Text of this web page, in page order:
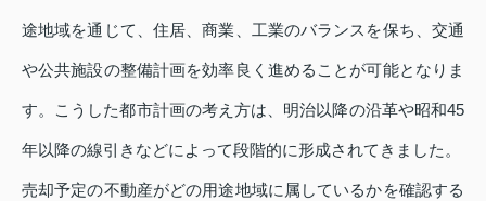
途地域を通じて、住居、商業、工業のバランスを保ち、交通
や公共施設の整備計画を効率良く進めることが可能となりま
す。こうした都市計画の考え方は、明治以降の沿革や昭和45
年以降の線引きなどによって段階的に形成されてきました。
売却予定の不動産がどの用途地域に属しているかを確認する